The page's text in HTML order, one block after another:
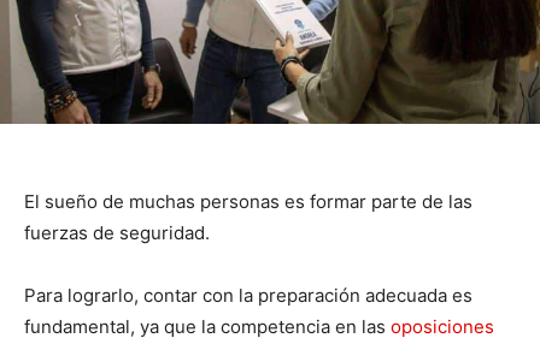
El sueño de muchas personas es formar parte de las
fuerzas de seguridad.
Para lograrlo, contar con la preparación adecuada es
fundamental, ya que la competencia en las oposiciones